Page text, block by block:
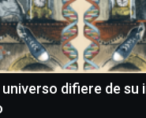
difiere de su